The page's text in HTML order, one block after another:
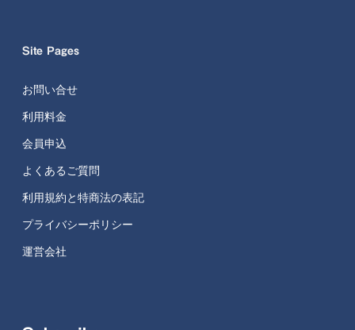
Site Pages
お問い合せ
利用料金
会員申込
よくあるご質問
利用規約と特商法の表記
プライバシーポリシー
運営会社